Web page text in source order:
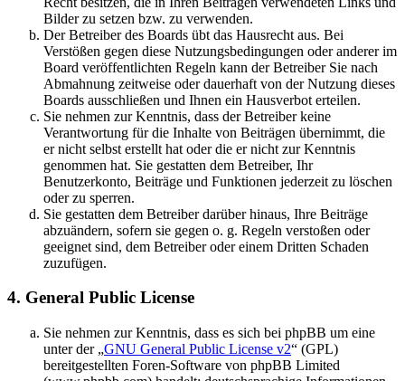
Bilder zu setzen bzw. zu verwenden.
Der Betreiber des Boards übt das Hausrecht aus. Bei
Verstößen gegen diese Nutzungsbedingungen oder anderer im
Board veröffentlichten Regeln kann der Betreiber Sie nach
Abmahnung zeitweise oder dauerhaft von der Nutzung dieses
Boards ausschließen und Ihnen ein Hausverbot erteilen.
Sie nehmen zur Kenntnis, dass der Betreiber keine
Verantwortung für die Inhalte von Beiträgen übernimmt, die
er nicht selbst erstellt hat oder die er nicht zur Kenntnis
genommen hat. Sie gestatten dem Betreiber, Ihr
Benutzerkonto, Beiträge und Funktionen jederzeit zu löschen
oder zu sperren.
Sie gestatten dem Betreiber darüber hinaus, Ihre Beiträge
abzuändern, sofern sie gegen o. g. Regeln verstoßen oder
geeignet sind, dem Betreiber oder einem Dritten Schaden
zuzufügen.
4. General Public License
Sie nehmen zur Kenntnis, dass es sich bei phpBB um eine
unter der „GNU General Public License v2“ (GPL)
bereitgestellten Foren-Software von phpBB Limited